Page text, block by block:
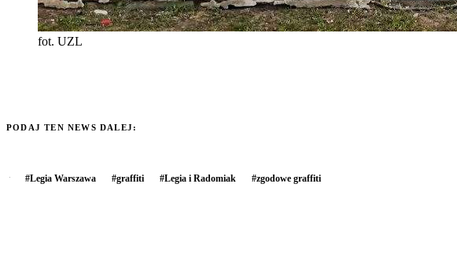
fot. UZL
PODAJ TEN NEWS DALEJ:
#Legia Warszawa #graffiti #Legia i Radomiak #zgodowe graffiti